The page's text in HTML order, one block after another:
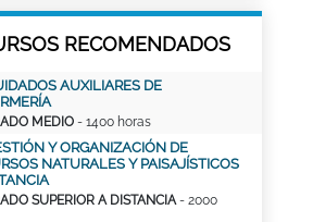
RECOMENDADOS
AUXILIARES DE
MEDIO - 1400 horas
Y ORGANIZACIÓN DE
NATURALES Y PAISAJÍSTICOS
SUPERIOR A DISTANCIA- 2000